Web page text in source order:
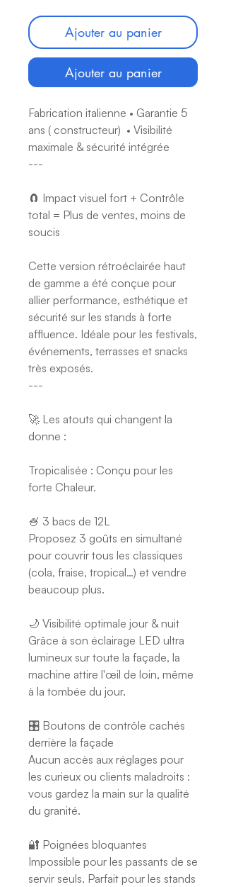
Ajouter au panier
Ajouter au panier
Fabrication italienne • Garantie 5
ans ( constructeur) • Visibilité
maximale & sécurité intégrée
---
🧲 Impact visuel fort + Contrôle
total = Plus de ventes, moins de
soucis
Cette version rétroéclairée haut
de gamme a été conçue pour
allier performance, esthétique et
sécurité sur les stands à forte
affluence. Idéale pour les festivals,
événements, terrasses et snacks
très exposés.
---
🚀 Les atouts qui changent la
donne :
Tropicalisée : Conçu pour les
forte Chaleur.
🍧 3 bacs de 12L
Proposez 3 goûts en simultané
pour couvrir tous les classiques
(cola, fraise, tropical…) et vendre
beaucoup plus.
🌙 Visibilité optimale jour & nuit
Grâce à son éclairage LED ultra
lumineux sur toute la façade, la
machine attire l'œil de loin, même
à la tombée du jour.
🎛️ Boutons de contrôle cachés
derrière la façade
Aucun accès aux réglages pour
les curieux ou clients maladroits :
vous gardez la main sur la qualité
du granité.
🔐 Poignées bloquantes
Impossible pour les passants de se
servir seuls. Parfait pour les stands